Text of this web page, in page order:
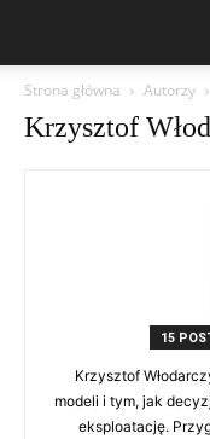
Strona główna Autorzy
Krzysztof
15
Krzysztof
modeli i tym, jak
eksploatację.